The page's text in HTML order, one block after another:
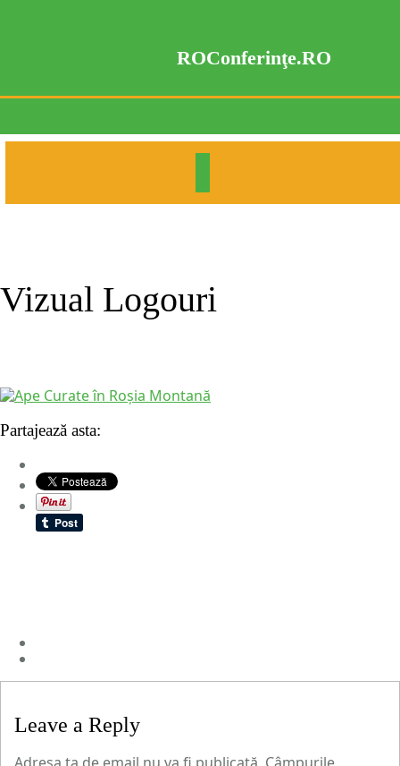
ROConferinţe.RO
Vizual Logouri
Partajează asta:
Leave a Reply